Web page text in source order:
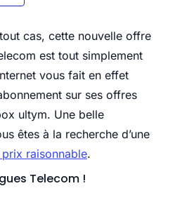
cas, cette nouvelle offre
est tout simplement
vous fait en effet
sur ses offres
ultym. Une belle
êtes à la recherche d’une
raisonnable.
Telecom !